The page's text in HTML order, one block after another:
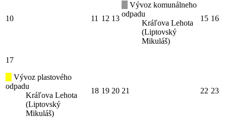
10 11 12 13
Vývoz komunálneho
odpadu
Kráľova Lehota
(Liptovský
Mikuláš)
15 16
17
Vývoz plastového
odpadu
Kráľova Lehota
(Liptovský
Mikuláš)
18 19 20 21 22 23